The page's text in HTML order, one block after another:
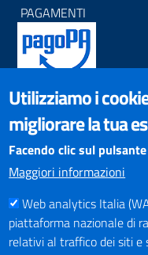
PAGAMENTI
SOCIAL NETWORKS
Pagina Facebook
Profilo Instagram
Canale YouTube
Utilizziamo i
migliorare la tua
Facendo clic sul
Maggiori informazioni
Web analytics Italia
piattaforma nazionale di
relativi al traffico dei siti e